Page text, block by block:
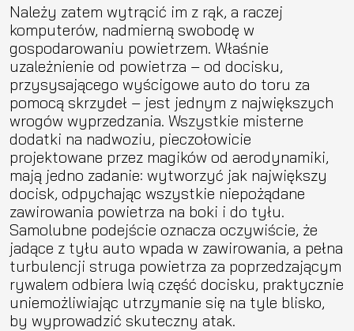
Należy zatem wytrącić im z rąk, a raczej
komputerów, nadmierną swobodę w
gospodarowaniu powietrzem. Właśnie
uzależnienie od powietrza – od docisku,
przysysającego wyścigowe auto do toru za
pomocą skrzydeł – jest jednym z największych
wrogów wyprzedzania. Wszystkie misterne
dodatki na nadwoziu, pieczołowicie
projektowane przez magików od aerodynamiki,
mają jedno zadanie: wytworzyć jak największy
docisk, odpychając wszystkie niepożądane
zawirowania powietrza na boki i do tyłu.
Samolubne podejście oznacza oczywiście, że
jadące z tyłu auto wpada w zawirowania, a pełna
turbulencji struga powietrza za poprzedzającym
rywalem odbiera lwią część docisku, praktycznie
uniemożliwiając utrzymanie się na tyle blisko,
by wyprowadzić skuteczny atak.